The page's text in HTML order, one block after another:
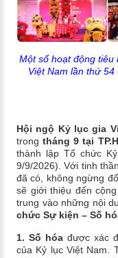
Một số hoạt động tiêu
Việt Nam lần thứ
Hội ngộ Kỷ lục gia
trongtháng 9 tại
thành lập Tổ chức
9/9/2026). Với tinh
đã có, không ngừng
sẽ giới thiệu đến
trung vào những nội
chức Sự kiện – Số
1. Số hóađược xác
của Kỷ lục Việt Nam.